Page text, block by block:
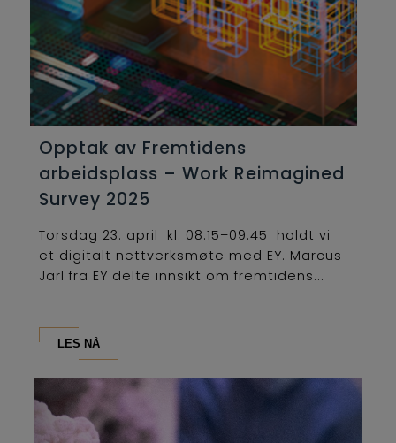
Opptak av Fremtidens
arbeidsplass – Work Reimagined
Survey 2025
Torsdag 23. april kl. 08.15–09.45 holdt vi
et digitalt nettverksmøte med EY. Marcus
Jarl fra EY delte innsikt om fremtidens...
LES NÅ